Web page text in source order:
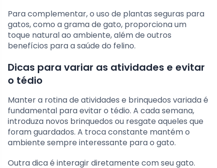
Para complementar, o uso de plantas seguras para
gatos, como a grama de gato, proporciona um
toque natural ao ambiente, além de outros
benefícios para a saúde do felino.
Dicas para variar as atividades e evitar
o tédio
Manter a rotina de atividades e brinquedos variada é
fundamental para evitar o tédio. A cada semana,
introduza novos brinquedos ou resgate aqueles que
foram guardados. A troca constante mantém o
ambiente sempre interessante para o gato.
Outra dica é interagir diretamente com seu gato.